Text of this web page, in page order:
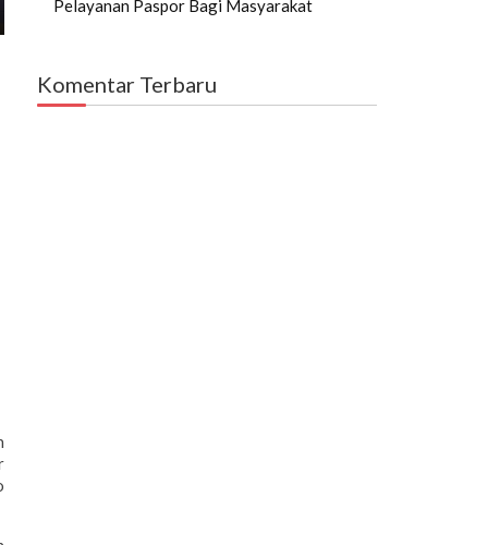
Pelayanan Paspor Bagi Masyarakat
Komentar Terbaru